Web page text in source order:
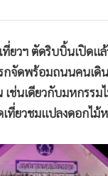
ที่ยวฯ ตัดริบบิ้นเปิดแ
กจัดพร้อมถนนคนเ
ช่นเดียวกับมหกรรม
ที่ยวชมแปลงดอกไม้